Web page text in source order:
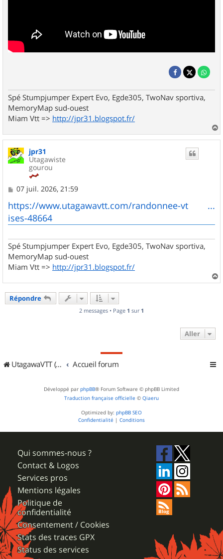
Spé Stumpjumper Expert Evo, Egde305, TwoNav sportiva,
MemoryMap sud-ouest
Miam Vtt => http://jpr31.blogspot.fr/
a
u
jpr31
Utagawiste
gourou
M
s
s
a
g
07 juil. 2026, 21:59
https://www.utagawavtt.com/randonnee-vt ...
ises-48664
Spé Stumpjumper Expert Evo, Egde305, TwoNav sportiva,
MemoryMap sud-ouest
Miam Vtt => http://jpr31.blogspot.fr/
a
Répondre
2 messages • Page 1 sur 1
Aller
UtagawaVTT (Randos VTT et VTTAE avec traces GPS) Accueil forum
Développé par phpBB® Forum Software © phpBB Limited
Traduction française officielle © Qiaeru
Optimized by: phpBB SEO
Confidentialité | Conditions
Qui sommes-nous ?
Contact & Logos
Services pros
Mentions légales
Politique de
confidentialité
Consentement / Cookies
Stats des traces GPX
Status des services